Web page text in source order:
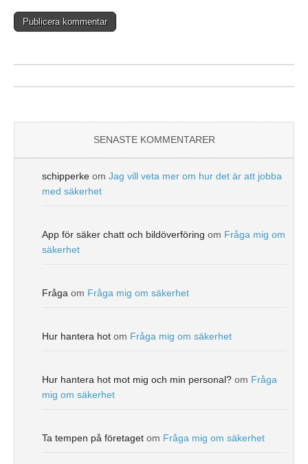
SENASTE KOMMENTARER
schipperke om Jag vill veta mer om hur det är att jobba
med säkerhet
App för säker chatt och bildöverföring om Fråga mig om
säkerhet
Fråga om Fråga mig om säkerhet
Hur hantera hot om Fråga mig om säkerhet
Hur hantera hot mot mig och min personal? om Fråga
mig om säkerhet
Ta tempen på företaget om Fråga mig om säkerhet